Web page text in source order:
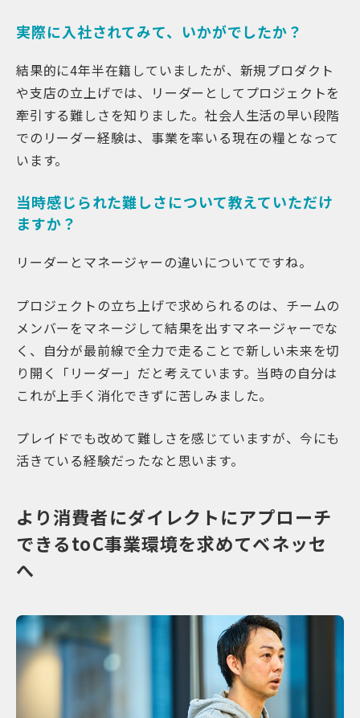
実際に入社されてみて、いかがでしたか？
結果的に4年半在籍していましたが、新規プロダクト
や支店の立上げでは、リーダーとしてプロジェクトを
牽引する難しさを知りました。社会人生活の早い段階
でのリーダー経験は、事業を率いる現在の糧となって
います。
当時感じられた難しさについて教えていただけ
ますか？
リーダーとマネージャーの違いについてですね。
プロジェクトの立ち上げで求められるのは、チームの
メンバーをマネージして結果を出すマネージャーでな
く、自分が最前線で全力で走ることで新しい未来を切
り開く「リーダー」だと考えています。当時の自分は
これが上手く消化できずに苦しみました。
プレイドでも改めて難しさを感じていますが、今にも
活きている経験だったなと思います。
より消費者にダイレクトにアプローチ
できるtoC事業環境を求めてベネッセ
へ